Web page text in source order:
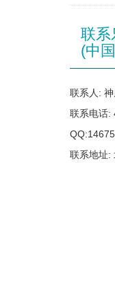
联系
(中
联系人:
联系电话:
联系地址: